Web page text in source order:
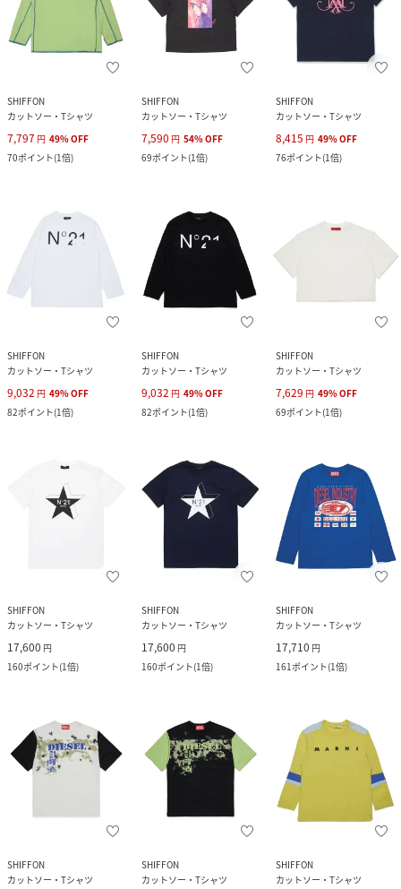
SHIFFON
カットソー・Tシャツ
7,797 円 49%OFF
70ポイント(1倍)
SHIFFON
カットソー・Tシャツ
7,590 円 54%OFF
69ポイント(1倍)
SHIFFON
カットソー・Tシャツ
8,415 円 49%OFF
76ポイント(1倍)
SHIFFON
カットソー・Tシャツ
9,032 円 49%OFF
82ポイント(1倍)
SHIFFON
カットソー・Tシャツ
9,032 円 49%OFF
82ポイント(1倍)
SHIFFON
カットソー・Tシャツ
7,629 円 49%OFF
69ポイント(1倍)
SHIFFON
カットソー・Tシャツ
17,600 円
160ポイント(1倍)
SHIFFON
カットソー・Tシャツ
17,600 円
160ポイント(1倍)
SHIFFON
カットソー・Tシャツ
17,710 円
161ポイント(1倍)
SHIFFON
カットソー・Tシャツ
SHIFFON
カットソー・Tシャツ
SHIFFON
カットソー・Tシャツ